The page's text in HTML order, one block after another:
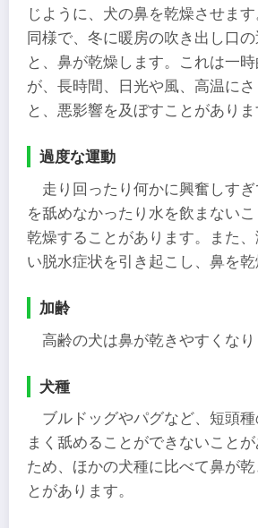
じように、犬の鼻を乾燥させま
同様で、冬に暖房の吹き出し口
と、鼻が乾燥します。これは一
が、長時間、日光や風、高温に
と、悪影響を及ぼすことがありま
過度な運動
走り回ったり何かに興奮しす
を舐めなかったり水を飲まない
乾燥することがあります。また
い脱水症状を引き起こし、鼻を乾
加齢
高齢の犬は鼻が乾きやすくなり
犬種
ブルドッグやパグなど、短頭
まく舐めることができないこと
ため、ほかの犬種に比べて鼻が
とがあります。